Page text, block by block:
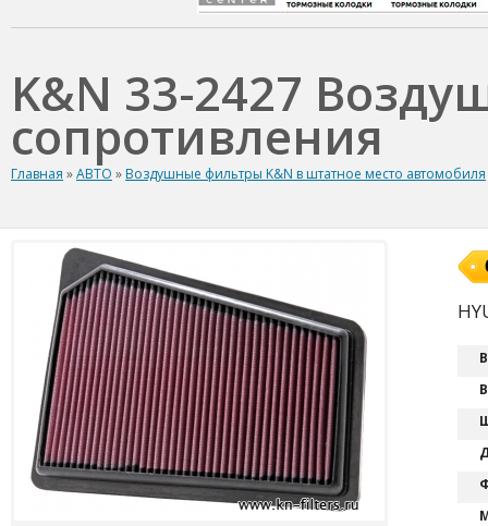
K&N 33-2427
сопротивления
Главная »АВТО » Воздушные фильтры K&N в штатное место автомобиля